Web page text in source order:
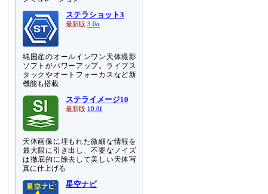
ステラショット3
最新版 3.0o
純国産のオールインワン天体撮影
ソフトがパワーアップ。ライブス
タックやオートフォーカスなど新
機能も搭載
ステライメージ10
最新版 10.0f
天体画像に埋もれた微細な情報を
最大限に引き出し、不要なノイズ
は徹底的に除去して美しい天体写
真に仕上げる
星空ナビ